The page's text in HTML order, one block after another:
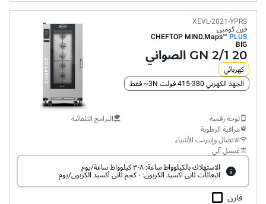
XEVL-2021-YPRS
فرن كومبي
CHEFTOP MIND.Maps™ PLUS
BIG
20 GN 2/1 الصواني
كهربائي
الجهد الكهربي 380-415 فولت 3N~ فقط
لوحة رقمية
مراقبة الرطوبة
الاتصال وإنترنت الأشياء
غسيل آلي
البرامج التلقائية
الاستهلاك بالكيلوواط ساعة: ٣٠٨ كيلوواط ساعة/يوم
انبعاثات ثاني اكسيد الكربون: ٠ كجم ثاني أكسيد الكربون/يوم
قارن